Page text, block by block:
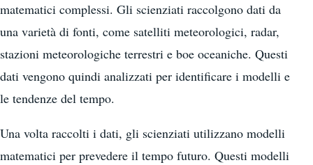
matematici complessi. Gli scienziati raccolgono dati da
una varietà di fonti, come satelliti meteorologici, radar,
stazioni meteorologiche terrestri e boe oceaniche. Questi
dati vengono quindi analizzati per identificare i modelli e
le tendenze del tempo.
Una volta raccolti i dati, gli scienziati utilizzano modelli
matematici per prevedere il tempo futuro. Questi modelli